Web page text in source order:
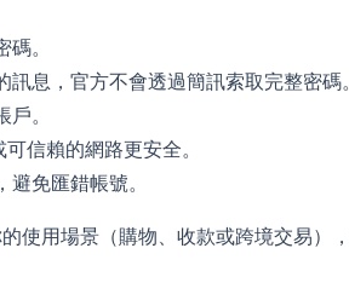
。
息，官方不會透過簡訊索取完整密碼。
。
信賴的網路更安全。
免匯錯帳號。
使用場景（購物、收款或跨境交易）